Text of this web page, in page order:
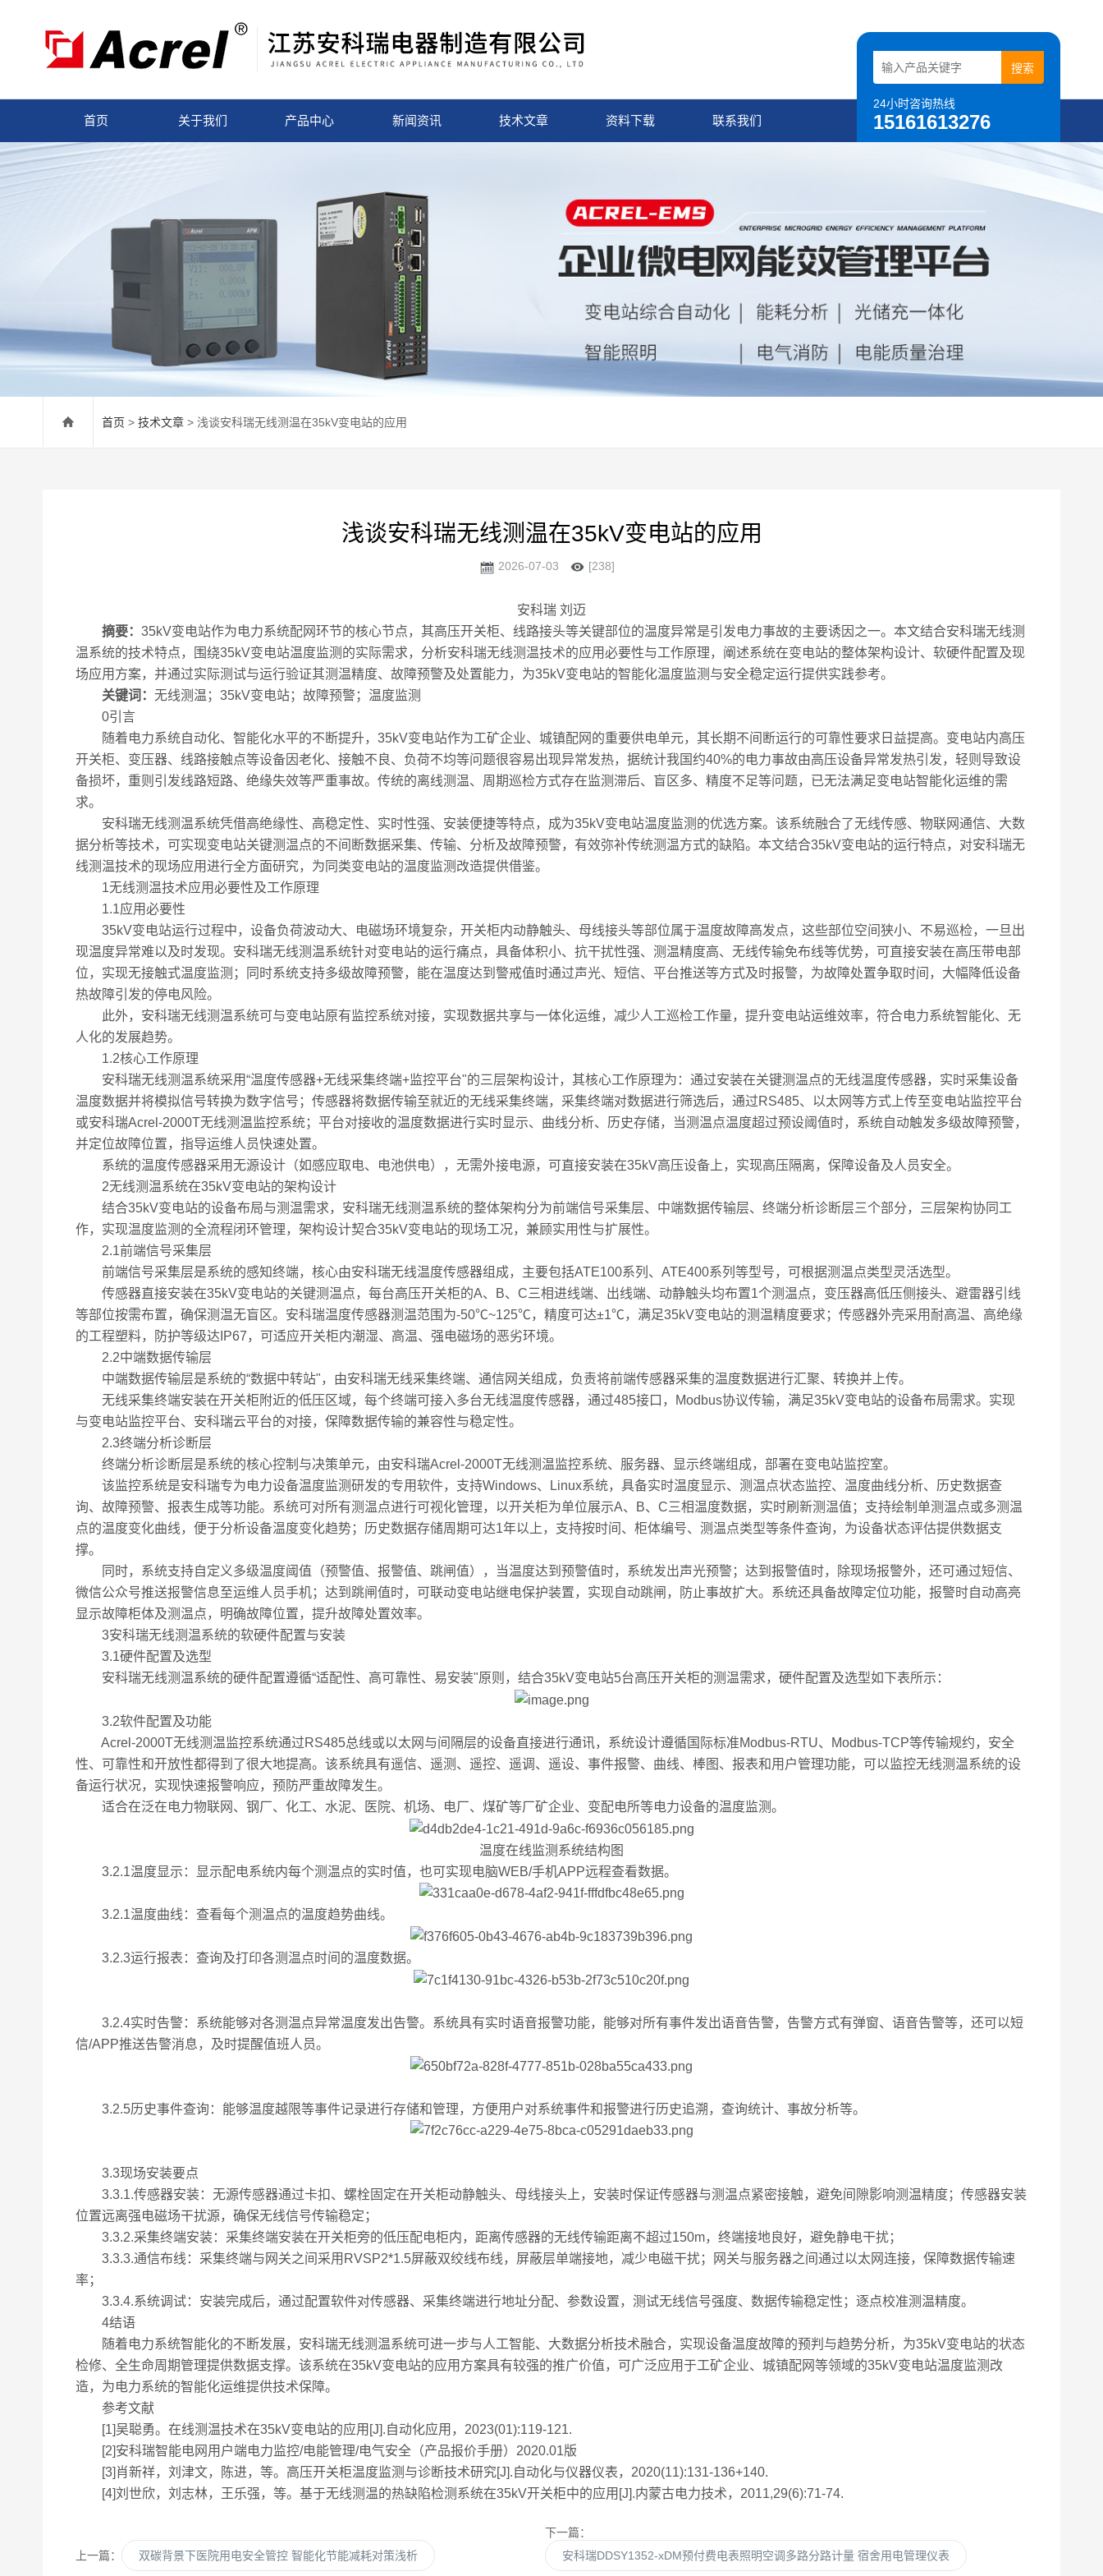
24小时咨询热线
15161613276
首页 关于我们 产品中心 新闻资讯 技术文章 资料下载 联系我们
首页 > 技术文章 > 浅谈安科瑞无线测温在35kV变电站的应用
浅谈安科瑞无线测温在35kV变电站的应用
2026-07-03 [238]
安科瑞 刘迈
摘要： 35kV变电站作为电力系统配网环节的核心节点，其高压开关柜、线路接头等关键部位的温度异常是引发电力事故的主要诱因之一。本文结合安科瑞无线测
温系统的技术特点，围绕35kV变电站温度监测的实际需求，分析安科瑞无线测温技术的应用必要性与工作原理，阐述系统在变电站的整体架构设计、软硬件配置及现
场应用方案，并通过实际测试与运行验证其测温精度、故障预警及处置能力，为35kV变电站的智能化温度监测与安全稳定运行提供实践参考。
关键词： 无线测温；35kV变电站；故障预警；温度监测
0引言
随着电力系统自动化、智能化水平的不断提升，35kV变电站作为工矿企业、城镇配网的重要供电单元，其长期不间断运行的可靠性要求日益提高。变电站内高压
开关柜、变压器、线路接触点等设备因老化、接触不良、负荷不均等问题很容易出现异常发热，据统计我国约40%的电力事故由高压设备异常发热引发，轻则导致设
备损坏，重则引发线路短路、绝缘失效等严重事故。传统的离线测温、周期巡检方式存在监测滞后、盲区多、精度不足等问题，已无法满足变电站智能化运维的需
求。
安科瑞无线测温系统凭借高绝缘性、高稳定性、实时性强、安装便捷等特点，成为35kV变电站温度监测的优选方案。该系统融合了无线传感、物联网通信、大数
据分析等技术，可实现变电站关键测温点的不间断数据采集、传输、分析及故障预警，有效弥补传统测温方式的缺陷。本文结合35kV变电站的运行特点，对安科瑞无
线测温技术的现场应用进行全方面研究，为同类变电站的温度监测改造提供借鉴。
1无线测温技术应用必要性及工作原理
1.1应用必要性
35kV变电站运行过程中，设备负荷波动大、电磁场环境复杂，开关柜内动静触头、母线接头等部位属于温度故障高发点，这些部位空间狭小、不易巡检，一旦出
现温度异常难以及时发现。安科瑞无线测温系统针对变电站的运行痛点，具备体积小、抗干扰性强、测温精度高、无线传输免布线等优势，可直接安装在高压带电部
位，实现无接触式温度监测；同时系统支持多级故障预警，能在温度达到警戒值时通过声光、短信、平台推送等方式及时报警，为故障处置争取时间，大幅降低设备
热故障引发的停电风险。
此外，安科瑞无线测温系统可与变电站原有监控系统对接，实现数据共享与一体化运维，减少人工巡检工作量，提升变电站运维效率，符合电力系统智能化、无
人化的发展趋势。
1.2核心工作原理
安科瑞无线测温系统采用“温度传感器+无线采集终端+监控平台"的三层架构设计，其核心工作原理为：通过安装在关键测温点的无线温度传感器，实时采集设备
温度数据并将模拟信号转换为数字信号；传感器将数据传输至就近的无线采集终端，采集终端对数据进行筛选后，通过RS485、以太网等方式上传至变电站监控平台
或安科瑞Acrel-2000T无线测温监控系统；平台对接收的温度数据进行实时显示、曲线分析、历史存储，当测温点温度超过预设阈值时，系统自动触发多级故障预警，
并定位故障位置，指导运维人员快速处置。
系统的温度传感器采用无源设计（如感应取电、电池供电），无需外接电源，可直接安装在35kV高压设备上，实现高压隔离，保障设备及人员安全。
2无线测温系统在35kV变电站的架构设计
结合35kV变电站的设备布局与测温需求，安科瑞无线测温系统的整体架构分为前端信号采集层、中端数据传输层、终端分析诊断层三个部分，三层架构协同工
作，实现温度监测的全流程闭环管理，架构设计契合35kV变电站的现场工况，兼顾实用性与扩展性。
2.1前端信号采集层
前端信号采集层是系统的感知终端，核心由安科瑞无线温度传感器组成，主要包括ATE100系列、ATE400系列等型号，可根据测温点类型灵活选型。
传感器直接安装在35kV变电站的关键测温点，每台高压开关柜的A、B、C三相进线端、出线端、动静触头均布置1个测温点，变压器高低压侧接头、避雷器引线
等部位按需布置，确保测温无盲区。安科瑞温度传感器测温范围为-50℃~125℃，精度可达±1℃，满足35kV变电站的测温精度要求；传感器外壳采用耐高温、高绝缘
的工程塑料，防护等级达IP67，可适应开关柜内潮湿、高温、强电磁场的恶劣环境。
2.2中端数据传输层
中端数据传输层是系统的“数据中转站"，由安科瑞无线采集终端、通信网关组成，负责将前端传感器采集的温度数据进行汇聚、转换并上传。
无线采集终端安装在开关柜附近的低压区域，每个终端可接入多台无线温度传感器，通过485接口，Modbus协议传输，满足35kV变电站的设备布局需求。实现
与变电站监控平台、安科瑞云平台的对接，保障数据传输的兼容性与稳定性。
2.3终端分析诊断层
终端分析诊断层是系统的核心控制与决策单元，由安科瑞Acrel-2000T无线测温监控系统、服务器、显示终端组成，部署在变电站监控室。
该监控系统是安科瑞专为电力设备温度监测研发的专用软件，支持Windows、Linux系统，具备实时温度显示、测温点状态监控、温度曲线分析、历史数据查
询、故障预警、报表生成等功能。系统可对所有测温点进行可视化管理，以开关柜为单位展示A、B、C三相温度数据，实时刷新测温值；支持绘制单测温点或多测温
点的温度变化曲线，便于分析设备温度变化趋势；历史数据存储周期可达1年以上，支持按时间、柜体编号、测温点类型等条件查询，为设备状态评估提供数据支
撑。
同时，系统支持自定义多级温度阈值（预警值、报警值、跳闸值），当温度达到预警值时，系统发出声光预警；达到报警值时，除现场报警外，还可通过短信、
微信公众号推送报警信息至运维人员手机；达到跳闸值时，可联动变电站继电保护装置，实现自动跳闸，防止事故扩大。系统还具备故障定位功能，报警时自动高亮
显示故障柜体及测温点，明确故障位置，提升故障处置效率。
3安科瑞无线测温系统的软硬件配置与安装
3.1硬件配置及选型
安科瑞无线测温系统的硬件配置遵循“适配性、高可靠性、易安装"原则，结合35kV变电站5台高压开关柜的测温需求，硬件配置及选型如下表所示：
3.2软件配置及功能
Acrel-2000T无线测温监控系统通过RS485总线或以太网与间隔层的设备直接进行通讯，系统设计遵循国际标准Modbus-RTU、Modbus-TCP等传输规约，安全
性、可靠性和开放性都得到了很大地提高。该系统具有遥信、遥测、遥控、遥调、遥设、事件报警、曲线、棒图、报表和用户管理功能，可以监控无线测温系统的设
备运行状况，实现快速报警响应，预防严重故障发生。
适合在泛在电力物联网、钢厂、化工、水泥、医院、机场、电厂、煤矿等厂矿企业、变配电所等电力设备的温度监测。
温度在线监测系统结构图
3.2.1温度显示：显示配电系统内每个测温点的实时值，也可实现电脑WEB/手机APP远程查看数据。
3.2.1温度曲线：查看每个测温点的温度趋势曲线。
3.2.3运行报表：查询及打印各测温点时间的温度数据。
3.2.4实时告警：系统能够对各测温点异常温度发出告警。系统具有实时语音报警功能，能够对所有事件发出语音告警，告警方式有弹窗、语音告警等，还可以短
信/APP推送告警消息，及时提醒值班人员。
3.2.5历史事件查询：能够温度越限等事件记录进行存储和管理，方便用户对系统事件和报警进行历史追溯，查询统计、事故分析等。
3.3现场安装要点
3.3.1.传感器安装：无源传感器通过卡扣、螺栓固定在开关柜动静触头、母线接头上，安装时保证传感器与测温点紧密接触，避免间隙影响测温精度；传感器安装
位置远离强电磁场干扰源，确保无线信号传输稳定；
3.3.2.采集终端安装：采集终端安装在开关柜旁的低压配电柜内，距离传感器的无线传输距离不超过150m，终端接地良好，避免静电干扰；
3.3.3.通信布线：采集终端与网关之间采用RVSP2*1.5屏蔽双绞线布线，屏蔽层单端接地，减少电磁干扰；网关与服务器之间通过以太网连接，保障数据传输速
率；
3.3.4.系统调试：安装完成后，通过配置软件对传感器、采集终端进行地址分配、参数设置，测试无线信号强度、数据传输稳定性；逐点校准测温精度。
4结语
随着电力系统智能化的不断发展，安科瑞无线测温系统可进一步与人工智能、大数据分析技术融合，实现设备温度故障的预判与趋势分析，为35kV变电站的状态
检修、全生命周期管理提供数据支撑。该系统在35kV变电站的应用方案具有较强的推广价值，可广泛应用于工矿企业、城镇配网等领域的35kV变电站温度监测改
造，为电力系统的智能化运维提供技术保障。
参考文献
[1]吴聪勇。在线测温技术在35kV变电站的应用[J].自动化应用，2023(01):119-121.
[2]安科瑞智能电网用户端电力监控/电能管理/电气安全（产品报价手册）2020.01版
[3]肖新祥，刘津文，陈进，等。高压开关柜温度监测与诊断技术研究[J].自动化与仪器仪表，2020(11):131-136+140.
[4]刘世欣，刘志林，王乐强，等。基于无线测温的热缺陷检测系统在35kV开关柜中的应用[J].内蒙古电力技术，2011,29(6):71-74.
上一篇： 双碳背景下医院用电安全管控 智能化节能减耗对策浅析
下一篇：
安科瑞DDSY1352-xDM预付费电表照明空调多路分路计量 宿舍用电管理仪表